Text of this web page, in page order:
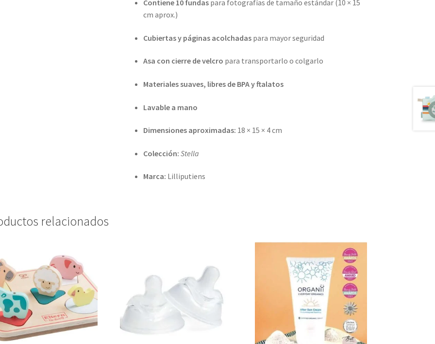
Contiene 10 fundas para fotografías de tamaño estándar (10 × 15
cm aprox.)
Cubiertas y páginas acolchadas para mayor seguridad
Asa con cierre de velcro para transportarlo o colgarlo
Materiales suaves, libres de BPA y ftalatos
Lavable a mano
Dimensiones aproximadas: 18 × 15 × 4 cm
Colección: Stella
Marca: Lilliputiens
relacionados